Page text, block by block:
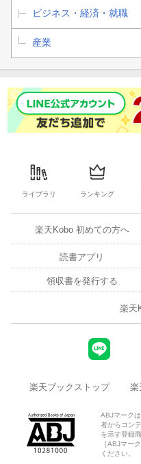
ビジネス・経済・就職
産業
ライブラリ ランキング
楽天Kobo 初めての方へ
読書アプリ
領収書を発行する
楽天
楽天ブックストップ 楽
ABJマーク
者からコン
を示す登録
［ABJマー
ください。